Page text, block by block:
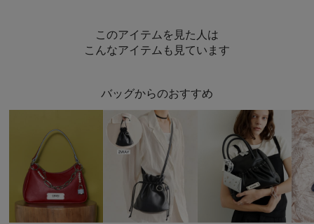
このアイテムを見た人は
こんなアイテムも見ています
バッグからのおすすめ